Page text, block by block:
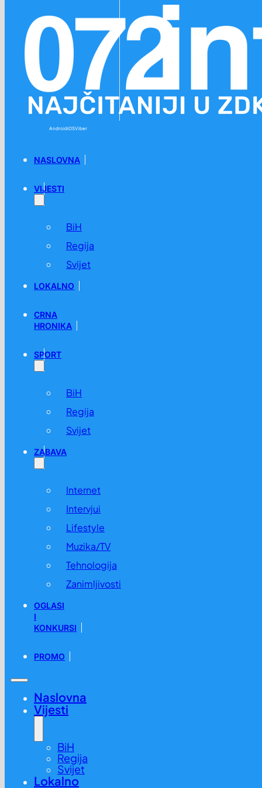
AndroidiOSViber
NASLOVNA
VIJESTI
BiH
Regija
Svijet
LOKALNO
CRNA
HRONIKA
SPORT
BiH
Regija
Svijet
ZABAVA
Internet
Intervjui
Lifestyle
Muzika/TV
Tehnologija
Zanimljivosti
OGLASI
I
KONKURSI
PROMO
Naslovna
Vijesti
BiH
Regija
Svijet
Lokalno
16.04. u 12:50 /Svijet